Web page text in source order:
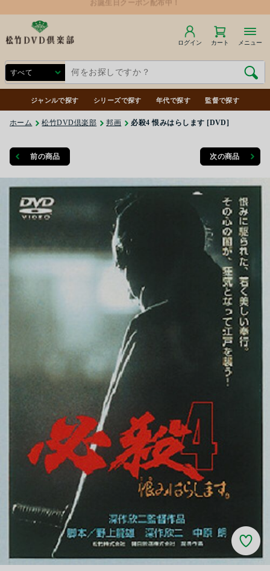
ログイン カート メニュー
ジャンルで探す シリーズで探す 年代で探す 監督で探す
ホーム 松竹DVD倶楽部 邦画 必殺4 恨みはらします [DVD]
前の商品 次の商品